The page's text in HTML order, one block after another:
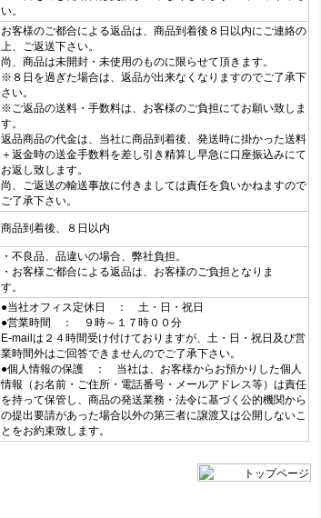
い。
お客様のご都合による返品は、商品到着後８日以内にご連絡の
上、ご返送下さい。
尚、商品は未開封・未使用のものに限らせて頂きます。
※８日を過ぎた場合は、返品が出来なくなりますのでご了承下
さい。
※ご返品の送料・手数料は、お客様のご負担にてお願い致しま
す。
返品商品の代金は、当社に商品到着後、発送時に掛かった送料
＋返金時の送金手数料を差し引き精算し早急に口座振込みにて
お返し致します。
尚、ご返送の輸送事故に付きましては責任を負いかねますので
ご了承下さい。
商品到着後、８日以内
・不良品、品違いの場合、弊社負担。
・お客様ご都合による返品は、お客様のご負担となりま
す。
●当社オフィス定休日 ： 土・日・祝日
●営業時間 ： ９時～１７時００分
E-mailは２４時間受け付けておりますが、土・日・祝日及び営
業時間外はご回答できませんのでご了承下さい。
●個人情報の保護 ： 当社は、お客様からお預かりした個人
情報（お名前・ご住所・電話番号・メールアドレス等）は責任
を持って保管し、商品の発送業務・法令に基づく公的機関から
の提出要請があった場合以外の第三者に譲渡又は公開しないこ
とをお約束致します。